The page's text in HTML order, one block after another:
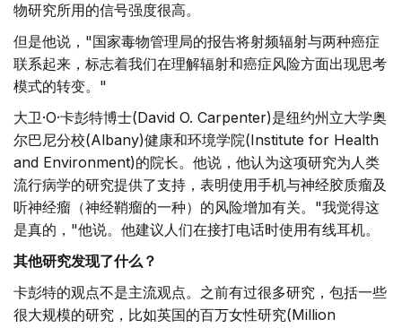
物研究所用的信号强度很高。
但是他说，"国家毒物管理局的报告将射频辐射与两种癌症
联系起来，标志着我们在理解辐射和癌症风险方面出现思考
模式的转变。"
大卫·O·卡彭特博士(David O. Carpenter)是纽约州立大学奥
尔巴尼分校(Albany)健康和环境学院(Institute for Health
and Environment)的院长。他说，他认为这项研究为人类
流行病学的研究提供了支持，表明使用手机与神经胶质瘤及
听神经瘤（神经鞘瘤的一种）的风险增加有关。"我觉得这
是真的，"他说。他建议人们在接打电话时使用有线耳机。
其他研究发现了什么？
卡彭特的观点不是主流观点。之前有过很多研究，包括一些
很大规模的研究，比如英国的百万女性研究(Million